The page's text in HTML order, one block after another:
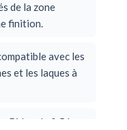
de la zone
finition.
avec les
et les laques à
Bidon de 0,5 L